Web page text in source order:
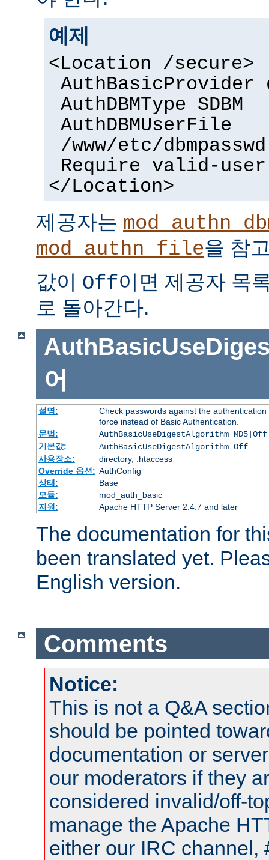
예제
<Location /secure>
AuthBasicProvider
AuthDBMType SDBM
AuthDBMUserFile
/www/etc/dbmpasswd
Require valid-user
</Location>
제공자는
mod_authn_file을 참
값이 Off이면 제공자 목
로 돌아간다.
어
설명:
Check passwords against the
force instead of Basic Authentication.
문법:
AuthBasicUseDigestAlgorithm MD5|Off
기본값:
AuthBasicUseDigestAlgorithm Off
사용장소:
directory, .htaccess
Override 옵션: AuthConfig
상태:
Base
모듈:
mod_auth_basic
지원:
Apache HTTP Server 2.4.7 and later
The documentation for
been translated yet.
English version.
Comments
Notice:
This is not a Q&A
should be pointed
documentation or
our moderators if they
considered invalid/off-
manage the Apache
either our IRC channel,